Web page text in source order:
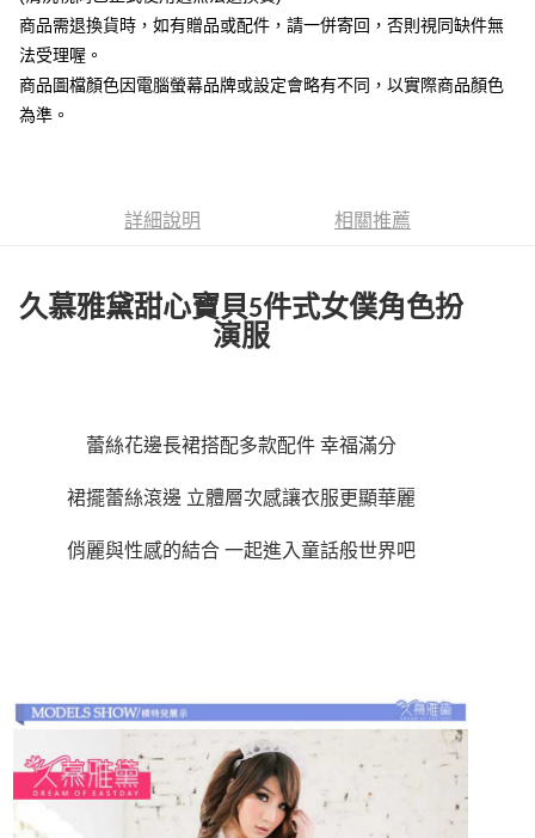
每筆NT$65，滿NT$599(含以上)免運費
7-11付款取貨
商品需退換貨時，如有贈品或配件，請一併寄回，否則視同缺件無
法受理喔。
商品圖檔顏色因電腦螢幕品牌或設定會略有不同，以實際商品顏色
為準。
詳細說明 相關推薦
久慕雅黛甜心寶貝5件式女僕角色扮
演服
蕾絲花邊長裙搭配多款配件 幸福滿分
裙擺蕾絲滾邊 立體層次感讓衣服更顯華麗
俏麗與性感的結合 一起進入童話般世界吧